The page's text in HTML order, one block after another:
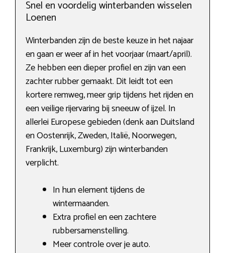
Snel en voordelig winterbanden wisselen
Loenen
Winterbanden zijn de beste keuze in het najaar
en gaan er weer af in het voorjaar (maart/april).
Ze hebben een dieper profiel en zijn van een
zachter rubber gemaakt. Dit leidt tot een
kortere remweg, meer grip tijdens het rijden en
een veilige rijervaring bij sneeuw of ijzel. In
allerlei Europese gebieden (denk aan Duitsland
en Oostenrijk, Zweden, Italië, Noorwegen,
Frankrijk, Luxemburg) zijn winterbanden
verplicht.
In hun element tijdens de
wintermaanden.
Extra profiel en een zachtere
rubbersamenstelling.
Meer controle over je auto.